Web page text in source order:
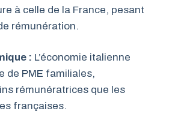
à celle de la France, pesant
rémunération.
: L’économie italienne
de PME familiales,
rémunératrices que les
françaises.